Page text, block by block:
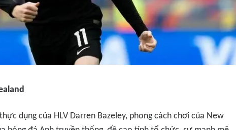
dụng của HLV Darren Bazeley, phong cách chơi của New